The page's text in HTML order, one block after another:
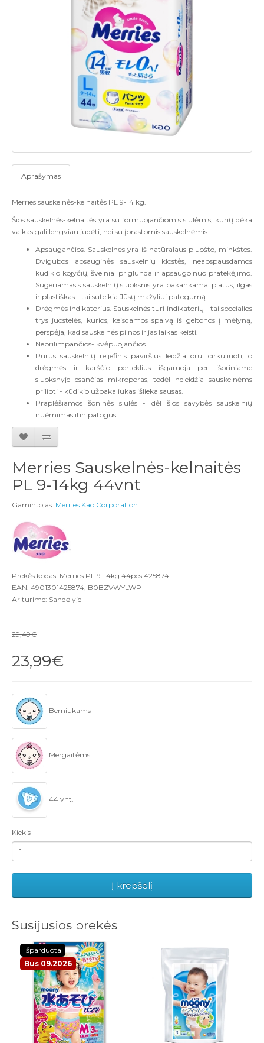
Aprašymas
Merries sauskelnės-kelnaitės PL 9-14 kg.
Šios sauskelnės-kelnaitės yra su formuojančiomis siūlėmis, kurių dėka
vaikas gali lengviau judėti, nei su įprastomis sauskelnėmis.
Apsaugančios. Sauskelnės yra iš natūralaus pluošto, minkštos.
Dvigubos apsauginės sauskelnių klostės, neapspausdamos
kūdikio kojyčių, švelniai priglunda ir apsaugo nuo pratekėjimo.
Sugeriamasis sauskelnių sluoksnis yra pakankamai platus, ilgas
ir plastiškas - tai suteikia Jūsų mažyliui patogumą.
Drėgmės indikatorius. Sauskelnės turi indikatorių - tai specialios
trys juostelės, kurios, keisdamos spalvą iš geltonos į mėlyną,
perspėja, kad sauskelnės pilnos ir jas laikas keisti.
Neprilimpančios- kvėpuojančios.
Purus sauskelnių reljefinis paviršius leidžia orui cirkuliuoti, o
drėgmės ir karščio perteklius išgaruoja per išoriniame
sluoksnyje esančias mikroporas, todėl neleidžia sauskelnėms
prilipti - kūdikio užpakaliukas išlieka sausas.
Praplėšiamos šoninės siūlės - dėl šios savybės sauskelnių
nuėmimas itin patogus.
Merries Sauskelnės-kelnaitės
PL 9-14kg 44vnt
Gamintojas: Merries Kao Corporation
Prekės kodas: Merries PL 9-14kg 44pcs 425874
EAN: 4901301425874, B0BZVWYLWP
Ar turime: Sandėlyje
29,49€
23,99€
Berniukams
Mergaitėms
44 vnt.
Kiekis
Į krepšelį
Susijusios prekės
Išparduota
Bus 09.2026